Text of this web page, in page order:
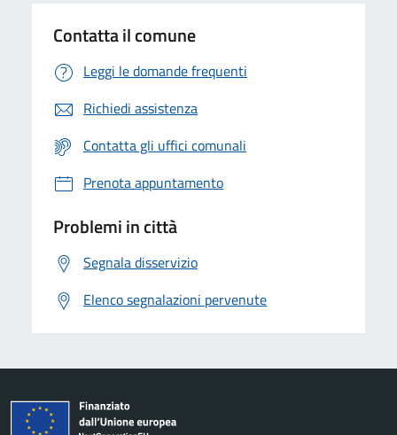
Contatta il comune
Leggi le domande frequenti
Richiedi assistenza
Contatta gli uffici comunali
Prenota appuntamento
Problemi in città
Segnala disservizio
Elenco segnalazioni pervenute